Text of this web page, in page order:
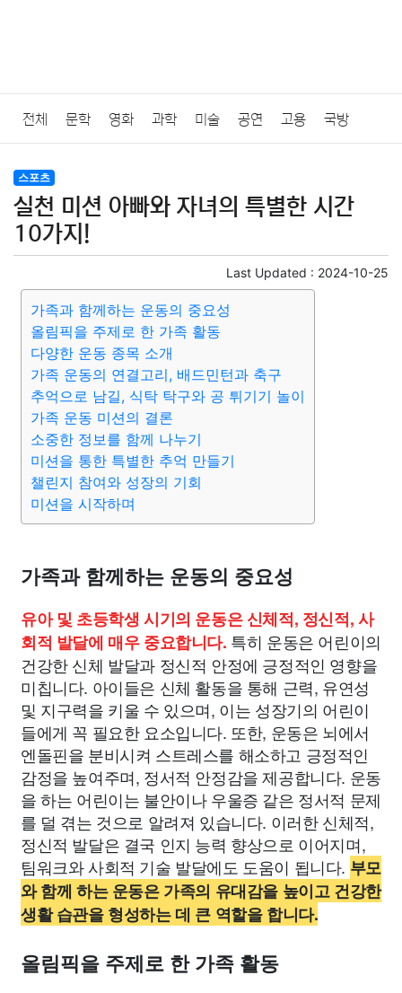
전체 문학 영화 과학 미술 공연 고용 국방
법률
질병 가요 방송 일상 주식 암호화폐 블록체인
미용 증권 인테리어
요리 상품리뷰 원예 금융 게임
대출 자동차 취미 여행 맛집 IT
종교 사회 정치 건강
부동산 외국어 교육 교통 생활
스포츠
실천 미션 아빠와 자녀의 특별한 시간
10가지!
Last Updated : 2024-10-25
가족과 함께하는 운동의 중요성
올림픽을 주제로 한 가족 활동
다양한 운동 종목 소개
가족 운동의 연결고리, 배드민턴과 축구
추억으로 남길, 식탁 탁구와 공 튀기기 놀이
가족 운동 미션의 결론
소중한 정보를 함께 나누기
미션을 통한 특별한 추억 만들기
챌린지 참여와 성장의 기회
미션을 시작하며
가족과 함께하는 운동의 중요성
유아 및 초등학생 시기의 운동은 신체적, 정신적, 사
회적 발달에 매우 중요합니다. 특히 운동은 어린이의
건강한 신체 발달과 정신적 안정에 긍정적인 영향을
미칩니다. 아이들은 신체 활동을 통해 근력, 유연성
및 지구력을 키울 수 있으며, 이는 성장기의 어린이
들에게 꼭 필요한 요소입니다. 또한, 운동은 뇌에서
엔돌핀을 분비시켜 스트레스를 해소하고 긍정적인
감정을 높여주며, 정서적 안정감을 제공합니다. 운동
을 하는 어린이는 불안이나 우울증 같은 정서적 문제
를 덜 겪는 것으로 알려져 있습니다. 이러한 신체적,
정신적 발달은 결국 인지 능력 향상으로 이어지며,
팀워크와 사회적 기술 발달에도 도움이 됩니다. 부모
와 함께 하는 운동은 가족의 유대감을 높이고 건강한
생활 습관을 형성하는 데 큰 역할을 합니다.
올림픽을 주제로 한 가족 활동